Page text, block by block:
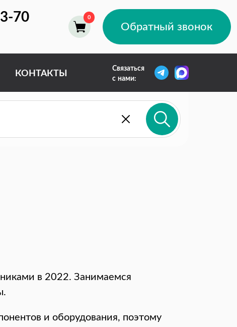
70
Обратный звонок
КОНТАКТЫ
Связаться
с нами:
в 2022. Занимаемся
и оборудования, поэтому